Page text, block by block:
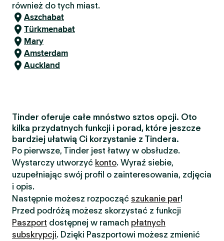
również do tych miast.
Aszchabat
Türkmenabat
Mary
Amsterdam
Auckland
Tinder oferuje całe mnóstwo sztos opcji. Oto
kilka przydatnych funkcji i porad, które jeszcze
bardziej ułatwią Ci korzystanie z Tindera.
Po pierwsze, Tinder jest łatwy w obsłudze.
Wystarczy utworzyć konto. Wyraź siebie,
uzupełniając swój profil o zainteresowania, zdjęcia
i opis.
Następnie możesz rozpocząć szukanie par!
Przed podróżą możesz skorzystać z funkcji
Paszport dostępnej w ramach płatnych
subskrypcji. Dzięki Paszportowi możesz zmienić